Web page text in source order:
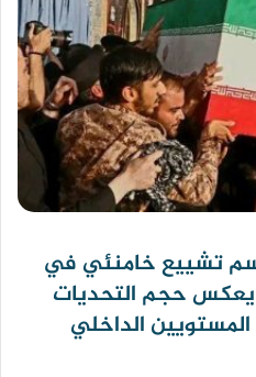
تشييع خامنئي في
حجم التحديات
الداخلي